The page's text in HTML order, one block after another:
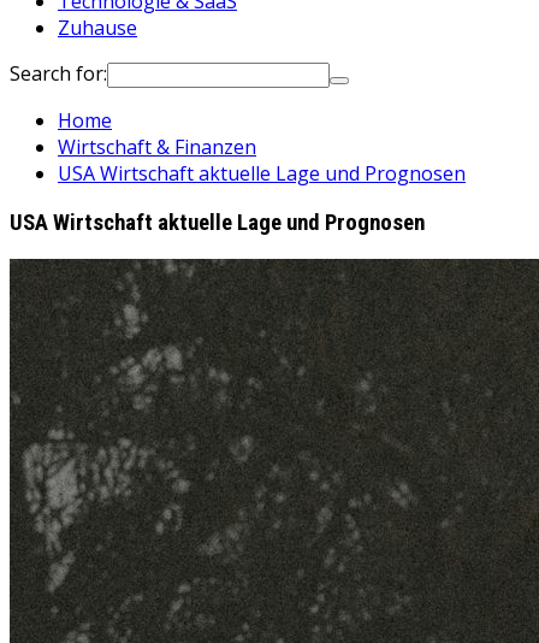
Zuhause
Search for:
Home
Wirtschaft & Finanzen
USA Wirtschaft aktuelle Lage und Prognosen
USA Wirtschaft aktuelle Lage und Prognosen